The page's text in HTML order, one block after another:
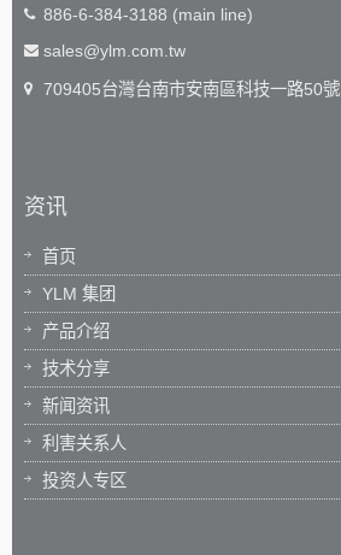
886-6-384-3188 (main line)
sales@ylm.com.tw
709405台灣台南市安南區科技一路50號
资讯
首页
YLM 集团
产品介绍
技术分享
新闻资讯
利害关系人
投资人专区